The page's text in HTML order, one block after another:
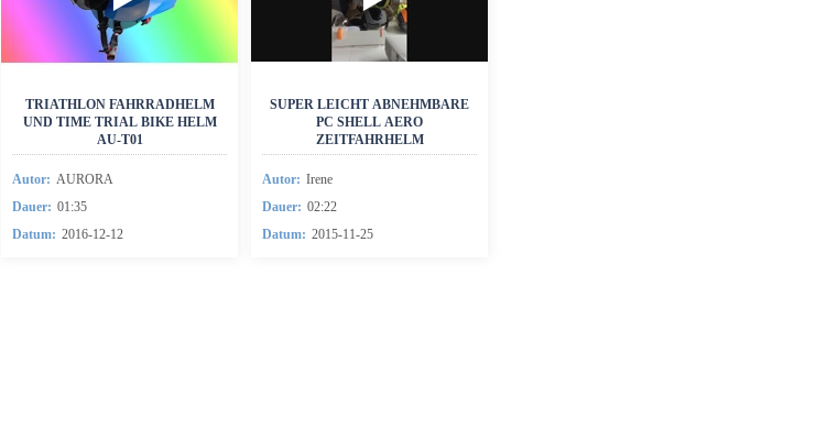
SkihelmL
Ice Skating HelmL
Carbon-TeileL
Smart HelmL
Watersport Helm.L
TRIATHLON FAHRRADHELM
UND TIME TRIAL BIKE HELM
AU-T01
Autor: AURORA
Dauer: 01:35
Datum: 2016-12-12
SUPER LEICHT ABNEHMBARE
PC SHELL AERO
ZEITFAHRHELM
Autor: Irene
Dauer: 02:22
Datum: 2015-11-25